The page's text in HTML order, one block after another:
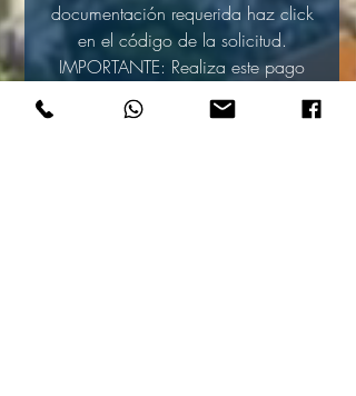
documentación requerida haz click
en el código de la solicitud.
IMPORTANTE: Realiza este pago
solamente si tienes la
documentación completa.